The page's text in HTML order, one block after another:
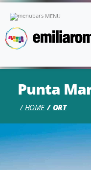
MENU
Punta
HOME ORT